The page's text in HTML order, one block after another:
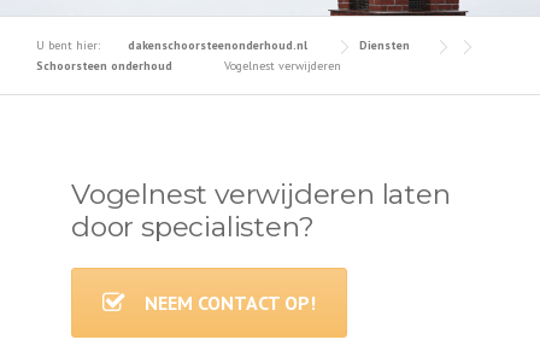
U bent hier: dakenschoorsteenonderhoud.nl
Diensten
Schoorsteen onderhoud
Vogelnest verwijderen
Vogelnest verwijderen laten
door specialisten?
NEEM CONTACT OP!